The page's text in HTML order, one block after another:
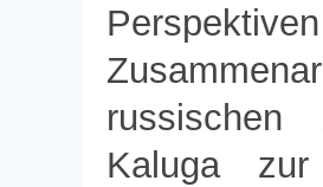
russischen
Kaluga